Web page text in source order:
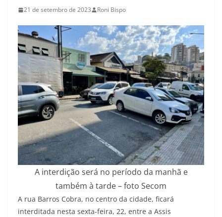
21 de setembro de 2023 Roni Bispo
A interdição será no período da manhã e
também à tarde – foto Secom
A rua Barros Cobra, no centro da cidade, ficará
interditada nesta sexta-feira, 22, entre a Assis